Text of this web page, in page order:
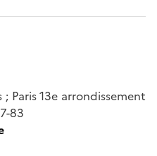
; Paris 13e arrondissement
83